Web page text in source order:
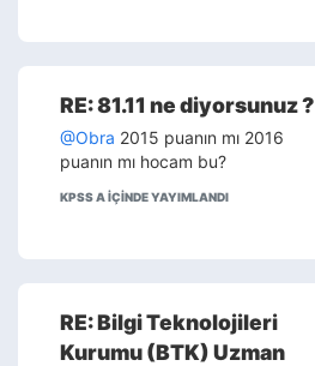
RE: 81.11 ne diyorsunuz ?
@Obra 2015 puanın mı 2016
puanın mı hocam bu?
KPSS A IÇINDE YAYIMLANDI
RE: Bilgi Teknolojileri
Kurumu (BTK) Uzman